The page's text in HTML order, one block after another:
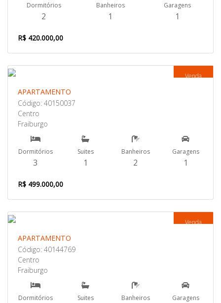
Dormitórios
2
Banheiros
1
Garagens
1
R$ 420.000,00
Venda
APARTAMENTO
Código: 40150037
Centro
Fraiburgo
Dormitórios
3
Suites
1
Banheiros
2
Garagens
1
R$ 499.000,00
Venda
APARTAMENTO
Código: 40144769
Centro
Fraiburgo
Dormitórios Suites Banheiros Garagens